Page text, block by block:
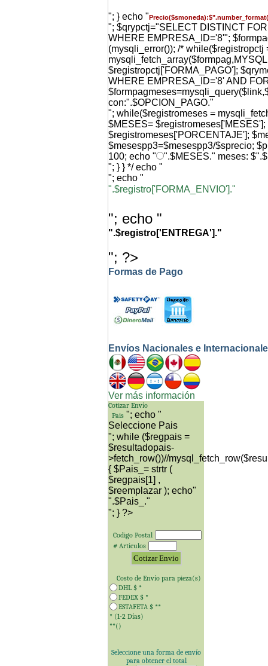
"; } echo "
"; $qrypctj="SELECT DISTINCT
WHERE EMPRESA_ID='8'";
(mysqli_error()); /* while($registropctj
$registropctj['FORMA_PAGO'];
WHERE EMPRESA_ID='8' AND
con:".$OPCION_PAGO."
"; while($registromeses =
$MESES=
$registromeses['PORCENTAJE'];
$mesespp3=$mesespp3/$sprecio;
100; echo "
".$MESES." meses:
"; } } */ echo "
"; echo "
".$registro['FORMA_ENVIO']."
"; echo "
".$registro['ENTREGA']."
"; ?>
Formas de Pago
Envíos Nacionales e
Ver más información
Cotizar Envío
Pais "; echo "
"; while ($regpais =
$resultadopais-
>fetch_row())//
{ $Pais_= strtr (
$regpais[1] ,
$reemplazar ); echo"
"; } ?>
Codigo Postal
# Articulos
Costo de Envío para pieza(s)
DHL $ *
FEDEX $ *
ESTAFETA $ **
* (1-2 Días)
**()
Seleccione una forma de envío
para obtener el total